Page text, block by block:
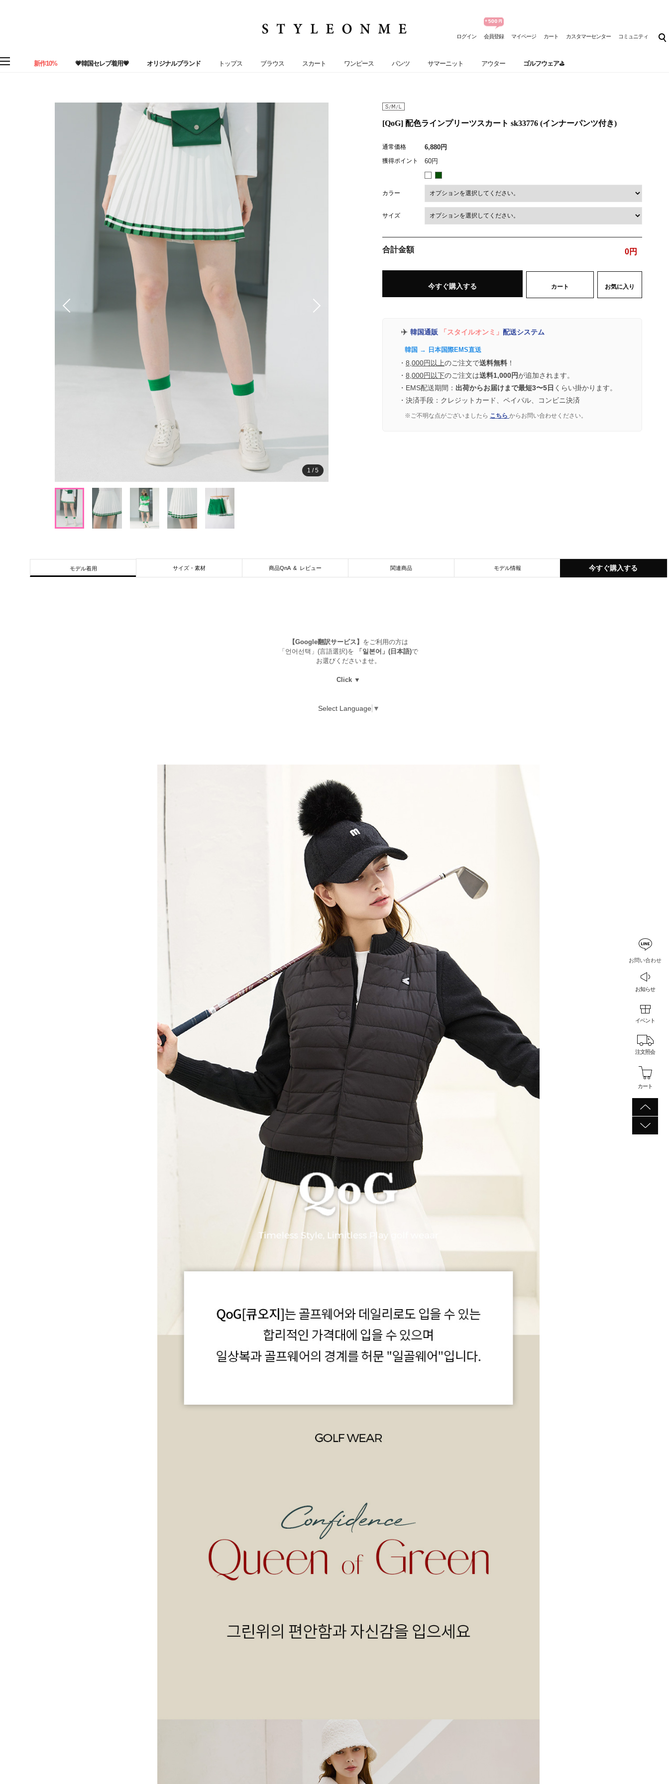
ログイン 会員登録 マイページ カート カスタマーセンター コミュニティ
新作10% 💗韓国セレブ着用💗 オリジナルブランド トップス ブラウス スカート ワンピース パンツ サマーニット アウター ゴルフウェア⛳
お問い合わせ
お知らせ
イベント
注文照会
カート
1 /5
[QoG] 配色ラインプリーツスカート sk33776 (インナーパンツ付き)
通常価格 6,880円
獲得ポイント 60円
カラー
サイズ
合計金額 0円
今すぐ購入する カート お気に入り
✈️ 韓国通販 「スタイルオンミ」 配送システム
韓国 → 日本国際EMS直送
・ 8,000円以上のご注文で送料無料 ！
・ 8,000円以下のご注文は送料1,000円が追加されます。
・EMS配送期間： 出荷からお届けまで最短3〜5日 くらい掛かります。
・決済手段：クレジットカード、ペイパル、コンビニ決済
※ご不明な点がございましたら こちら からお問い合わせください。
モデル着用 サイズ・素材 商品QnA & レビュー 関連商品 モデル情報 今すぐ購入する
【Google翻訳サービス】 をご利用の方は
「언어선택」(言語選択)を
「일본어」(日本語)で
お選びくださいませ。
Click ▼
Select Language ▼